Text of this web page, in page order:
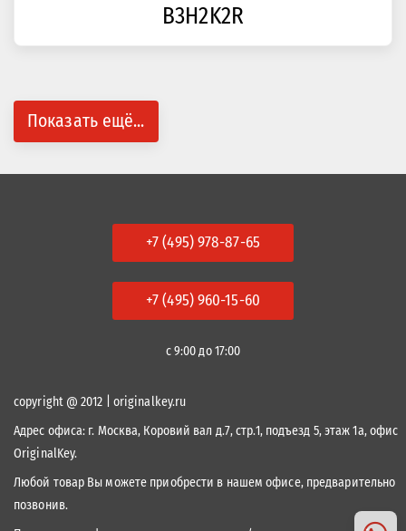
B3H2K2R
Показать ещё...
+7 (495) 978-87-65
+7 (495) 960-15-60
с 9:00 до 17:00
copyright @ 2012 | originalkey.ru
Адрес офиса: г. Москва, Коровий вал д.7, стр.1, подъезд 5, этаж 1а, офис
OriginalKey.
Любой товар Вы можете приобрести в нашем офисе, предварительно
позвонив.